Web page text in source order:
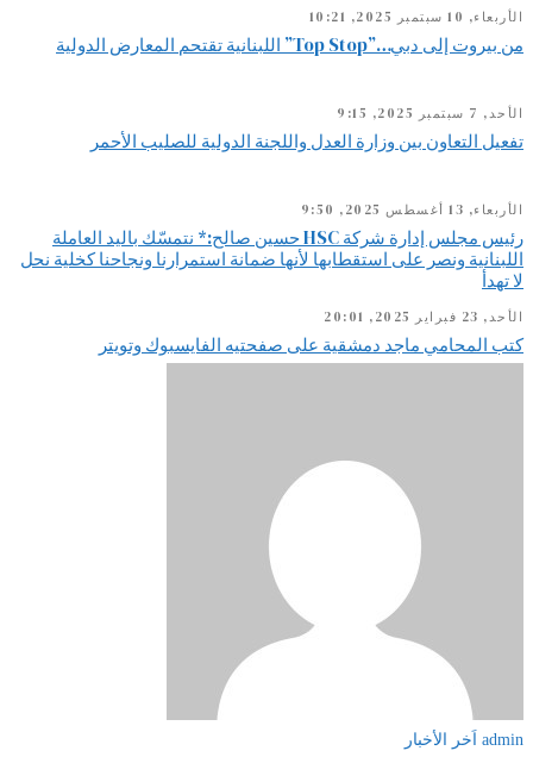
الأربعاء, 10 سبتمبر 2025, 10:21
من بيروت إلى دبي…”Top Stop” اللبنانية تقتحم المعارض الدولية
الأحد, 7 سبتمبر 2025, 9:15
تفعيل التعاون بين وزارة العدل واللجنة الدولية للصليب الأحمر
الأربعاء, 13 أغسطس 2025, 9:50
رئيس مجلس إدارة شركة HSC حسين صالح:* نتمسّك باليد العاملة
اللبنانية ونصر على استقطابها لأنها ضمانة استمرارنا ونجاحنا كخلية نحل
لا تهدأ
الأحد, 23 فبراير 2025, 20:01
كتب المحامي ماجد دمشقية على صفحتيه الفايسبوك وتويتر
admin اَخر الأخبار